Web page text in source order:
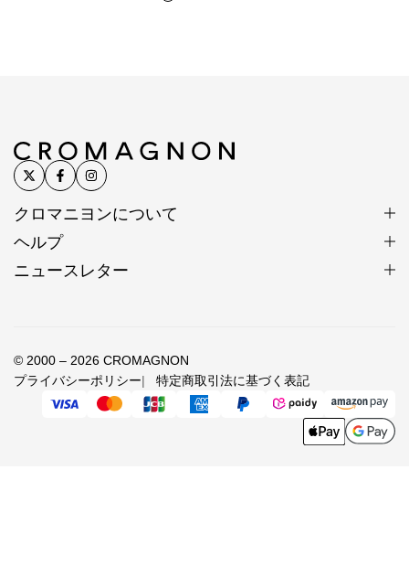
寸法
シルバービーズ直径2.5～3mm×幅15～
サイズ
生産国 日本
ラピスラズリ
金色の斑点が輝く群青の石
12月の誕生石。エジプトでは冥界の神オシリスの石と
クロマニヨンについて
ヘルプ
ニュースレター
© 2000 – 2026 CROMAGNON
プライバシーポリシー
特定商取引法に基づく表記